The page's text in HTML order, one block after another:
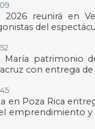
2026 reunirá en
del
María patrimonio
con entrega de
en Poza Rica
emprendimiento y